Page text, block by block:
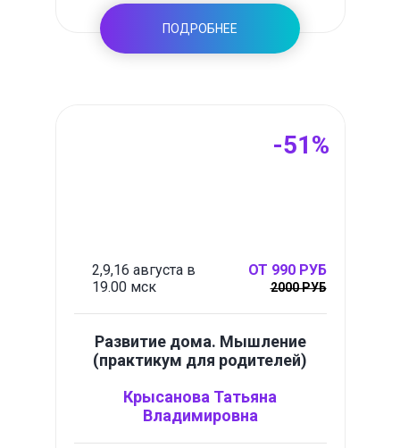
ПОДРОБНЕЕ
2,9,16 августа в
19.00 мск
ОТ 990 РУБ
2000 РУБ
-51%
Развитие дома. Мышление
(практикум для родителей)
Крысанова Татьяна
Владимировна